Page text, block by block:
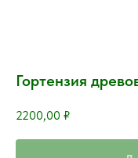
Гортензия
2200,00 ₽